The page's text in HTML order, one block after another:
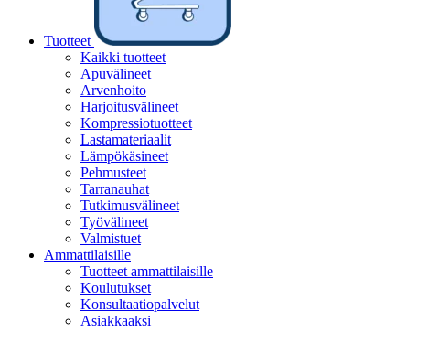
Tuotteet
Kaikki tuotteet
Apuvälineet
Arvenhoito
Harjoitusvälineet
Kompressiotuotteet
Lastamateriaalit
Lämpökäsineet
Pehmusteet
Tarranauhat
Tutkimusvälineet
Työvälineet
Valmistuet
Ammattilaisille
Tuotteet ammattilaisille
Koulutukset
Konsultaatiopalvelut
Asiakkaaksi